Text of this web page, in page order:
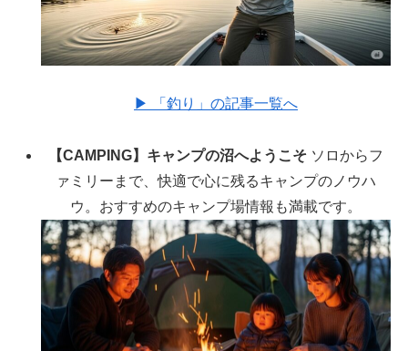
▶︎ 「釣り」の記事一覧へ
【CAMPING】キャンプの沼へようこそ ソロからフ
ァミリーまで、快適で心に残るキャンプのノウハ
ウ。おすすめのキャンプ場情報も満載です。